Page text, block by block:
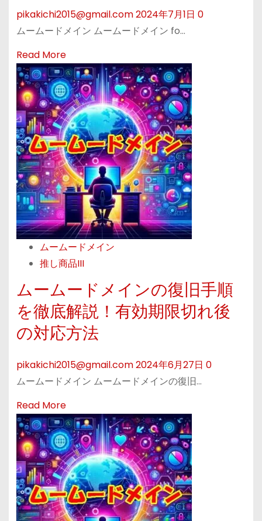
き
イ
ン
複
数
ア
カ
ウ
ン
ト
を
活
用
し
、
ド
イ
ン
管
理
を
も
と
ス
マ
ー
ト
に
！
pikakichi2015@gmail.com2024年7月1日 0
ムームードメイン ムームードメイン fo…
Read MoreR
e
a
d
m
o
r
e
a
b
o
u
t
簡
始
め
W
o
d
P
r
e
s
s
！
ムームードメイン
推し商品III
ムームードメインの復旧手順
を徹底解説！有効期限切れ後
の対応方法
pikakichi2015@gmail.com2024年6月27日 0
ムームードメイン ムームードメインの復旧…
Read MoreR
e
a
d
m
o
r